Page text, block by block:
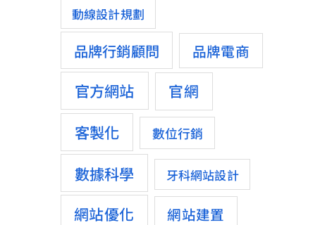
動線設計規劃
品牌行銷顧問 品牌電商
官方網站 官網
客製化 數位行銷
數據科學 牙科網站設計
網站優化 網站建置